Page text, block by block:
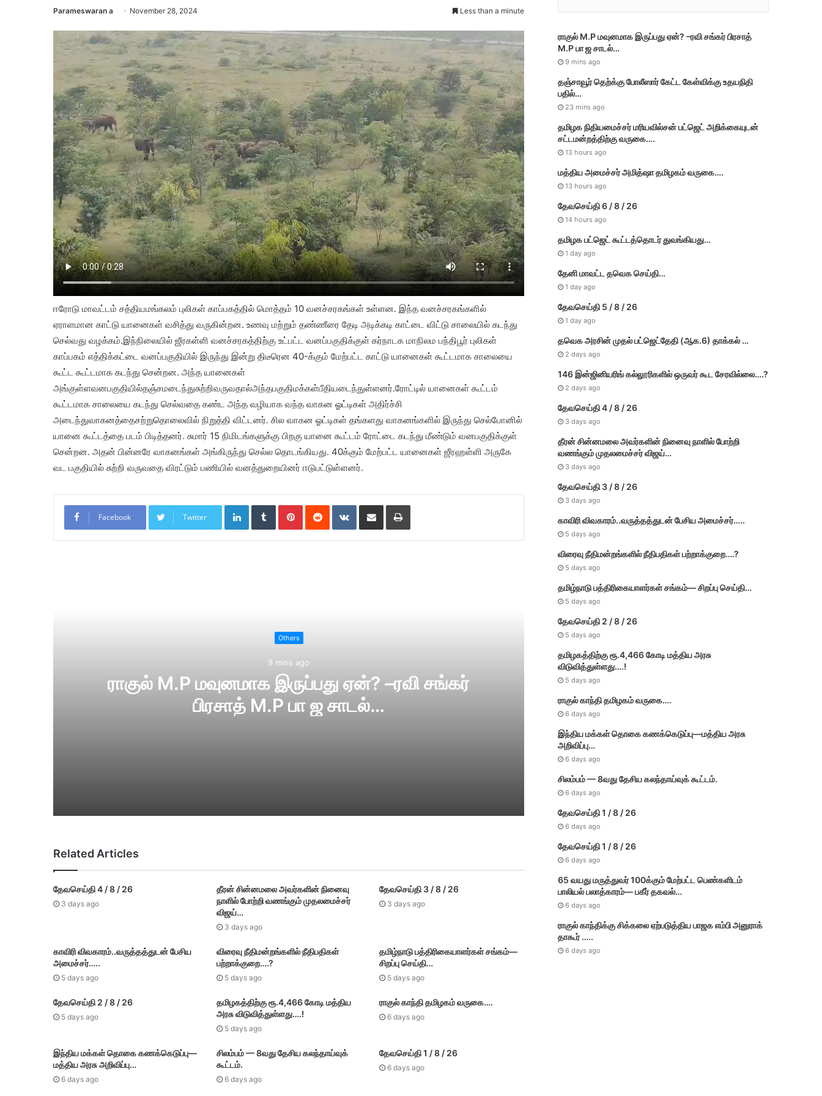
Parameswaran a November 28, 2024 Less than a minute
ஈரோடு மாவட்டம் சத்தியமங்கலம் புலிகள் காப்பகத்தில் மொத்தம் 10 வனச்சரகங்கள் உள்ளன. இந்த வனச்சரகங்களில்
ஏராளமான காட்டு யானைகள் வசித்து வருகின்றன. உணவு மற்றும் தண்ணீரை தேடி அடிக்கடி காட்டை விட்டு சாலையில் கடந்து
செல்வது வழக்கம்.இந்நிலையில் ஜீரகள்ளி வனச்சரகத்திற்கு உட்பட்ட வனப்பகுதிக்குள் கர்நாடக மாநிலம பந்திபூர் புலிகள்
காப்பகம் எத்திக்கட்டை வனப்பகுதியில் இருந்து இன்று திடீரென 40-க்கும் மேற்பட்ட காட்டு யானைகள் கூட்டமாக சாலையை
கூட்ட கூட்டமாக கடந்து சென்றன. அந்த யானைகள்
அங்குள்ளவனபகுதியில்தஞ்சமடைந்துசுற்றிவருவதால்அந்தபகுதிமக்கள்பீதியடைந்துள்ளனர்.ரோட்டில் யானைகள் கூட்டம்
கூட்டமாக சாலையை கடந்து செல்வதை கண்ட அந்த வழியாக வந்த வாகன ஓட்டிகள் அதிர்ச்சி
அடைந்துவாகனத்தைசற்றுதொலைவில் நிறுத்தி விட்டனர். சில வாகன ஓட்டிகள் தங்களது வாகனங்களில் இருந்து செல்போனில்
யானை கூட்டத்தை படம் பிடித்தனர். சுமார் 15 நிமிடங்களுக்கு பிறகு யானை கூட்டம் ரோட்டை கடந்து மீண்டும் வனபகுதிக்குள்
சென்றன. அதன் பின்னரே வாகனங்கள் அங்கிருந்து செல்ல தொடங்கியது. 40க்கும் மேற்பட்ட யானைகள் ஜீரஹள்ளி அருகே
வட பகுதியில் சுற்றி வருவதை விரட்டும் பணியில் வனத்துறையினர் ஈடுபட்டுள்ளனர்.
Facebook Twitter
LinkedIn Tumblr Pinterest Reddit VKontakte
Others
9 mins ago
ராகுல் M.P மவுனமாக இருப்பது ஏன்? –ரவி சங்கர்
பிரசாத் M.P பா ஜ சாடல்…
தஞ்சாவூர் தெற்க்கு போலீஸார் கேட்ட கேள்விக்கு உதயநிதி பதில்…
13 hours ago
தமி​ழ​க நிதியமைச்சர் மரியவில்சன் பட்ஜெட் அறிக்கையுடன் சட்டமன்றத்திற்கு வருகை….
13 hours ago
தேவசெய்தி 6 / 8 / 26
Related Articles
தேவசெய்தி 4 / 8 / 26
3 days ago
தீரன் சின்னமலை அவர்களின் நினைவு
நாளில் போற்றி வணங்கும் முதலமைச்சர்
விஜய்…
3 days ago
தேவசெய்தி 3 / 8 / 26
3 days ago
காவிரி விவகாரம்..வருத்தத்துடன் பேசிய
அமைச்சர்…..
5 days ago
விரைவு நீதிமன்றங்களில் நீதிபதிகள்
பற்றாக்குறை….?
5 days ago
தமிழ்நாடு பத்திரிகையாளர்கள் சங்கம்—
சிறப்பு செய்தி…
5 days ago
தேவசெய்தி 2 / 8 / 26
5 days ago
தமிழகத்திற்கு ரூ.4,466 கோடி மத்திய
அரசு விடுவித்துள்ளது….!
5 days ago
ராகுல் காந்தி தமிழகம் வருகை….
6 days ago
இந்திய மக்கள் தொகை கணக்கெடுப்பு—
மத்திய அரசு அறிவிப்பு…
6 days ago
சிலம்பம் — 8வது தேசிய கலந்தாய்வுக்
கூட்டம்.
6 days ago
தேவசெய்தி 1 / 8 / 26
6 days ago
s
ராகுல் M.P மவுனமாக இருப்பது ஏன்? –ரவி சங்கர் பிரசாத்
M.P பா ஜ சாடல்…
9 mins ago
தஞ்சாவூர் தெற்க்கு போலீஸார் கேட்ட கேள்விக்கு உதயநிதி
பதில்…
23 mins ago
தமி​ழ​க நிதியமைச்சர் மரியவில்சன் பட்ஜெட் அறிக்கையுடன்
சட்டமன்றத்திற்கு வருகை….
13 hours ago
மத்திய அமைச்சர் அமித்ஷா தமிழகம் வருகை….
13 hours ago
தேவசெய்தி 6 / 8 / 26
14 hours ago
தமிழக பட்ஜெட் கூட்டத்தொடர் துவங்கியது…
1 day ago
தேனி மாவட்ட தவெக செய்தி…
1 day ago
தேவசெய்தி 5 / 8 / 26
1 day ago
தவெக அரசின் முதல் பட்​ஜெட்தேதி (ஆக.6) தாக்​கல் …
2 days ago
146 இன்ஜினியரிங் கல்லூரிகளில் ஒருவர் கூட சேரவில்லை….?
2 days ago
தேவசெய்தி 4 / 8 / 26
3 days ago
தீரன் சின்னமலை அவர்களின் நினைவு நாளில் போற்றி
வணங்கும் முதலமைச்சர் விஜய்…
3 days ago
தேவசெய்தி 3 / 8 / 26
3 days ago
காவிரி விவகாரம்..வருத்தத்துடன் பேசிய அமைச்சர்…..
5 days ago
விரைவு நீதிமன்றங்களில் நீதிபதிகள் பற்றாக்குறை….?
5 days ago
தமிழ்நாடு பத்திரிகையாளர்கள் சங்கம்— சிறப்பு செய்தி…
5 days ago
தேவசெய்தி 2 / 8 / 26
5 days ago
தமிழகத்திற்கு ரூ.4,466 கோடி மத்திய அரசு
விடுவித்துள்ளது….!
5 days ago
ராகுல் காந்தி தமிழகம் வருகை….
6 days ago
இந்திய மக்கள் தொகை கணக்கெடுப்பு—மத்திய அரசு
அறிவிப்பு…
6 days ago
சிலம்பம் — 8வது தேசிய கலந்தாய்வுக் கூட்டம்.
6 days ago
தேவசெய்தி 1 / 8 / 26
6 days ago
தேவசெய்தி 1 / 8 / 26
6 days ago
65 வயது மருத்துவர் 100க்கும் மேற்பட்ட பெண்களிடம்
பாலியல் பலாத்காரம்— பகீர் தகவல்…
6 days ago
ராகுல் காந்திக்கு சிக்கலை ஏற்படுத்திய பாஜக எம்பி அனுராக்
தாகூர் …..
6 days ago